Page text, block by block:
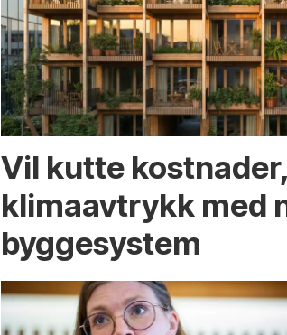
Vil kutte
klima­avtrykk med
bygge­system